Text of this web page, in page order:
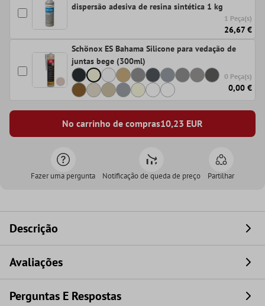
dispersão adesiva de resina sintética 1 kg
1 Peça(s)
26,67 €
Schönox ES Bahama Silicone para vedação de
juntas bege (300ml)
0 Peça(s)
0,00 €
No carrinho de compras10,23 EUR
Fazer uma pergunta Notificação de queda de preço Partilhar
Descrição
Avaliações
Perguntas E Respostas